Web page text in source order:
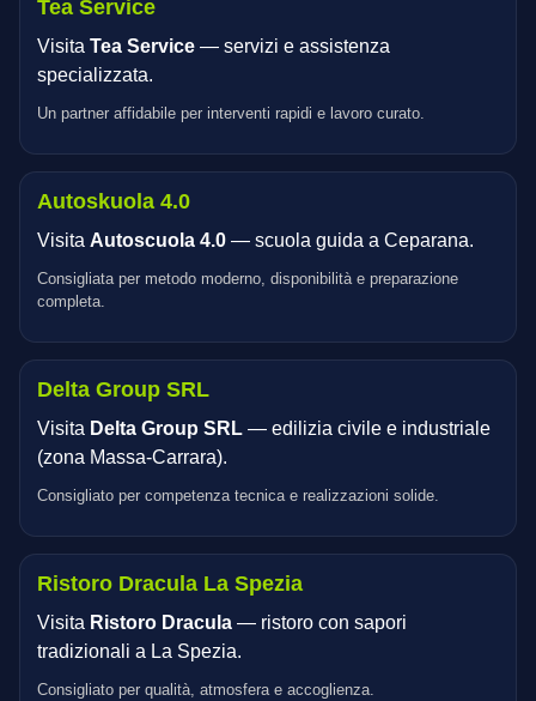
Tea Service
Visita Tea Service — servizi e assistenza
specializzata.
Un partner affidabile per interventi rapidi e lavoro curato.
Autoskuola 4.0
Visita Autoscuola 4.0 — scuola guida a Ceparana.
Consigliata per metodo moderno, disponibilità e preparazione
completa.
Delta Group SRL
Visita Delta Group SRL — edilizia civile e industriale
(zona Massa‑Carrara).
Consigliato per competenza tecnica e realizzazioni solide.
Ristoro Dracula La Spezia
Visita Ristoro Dracula — ristoro con sapori
tradizionali a La Spezia.
Consigliato per qualità, atmosfera e accoglienza.